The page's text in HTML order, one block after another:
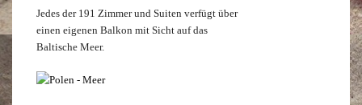
Jedes der 191 Zimmer und Suiten verfügt über
einen eigenen Balkon mit Sicht auf das
Baltische Meer.